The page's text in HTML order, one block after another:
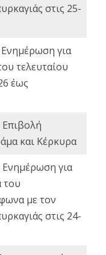
στις 25-
Ενημέρωση για
τελευταίου
έως
Επιβολή
και Κέρκυρα
Ενημέρωση για
του
με τον
στις 24-